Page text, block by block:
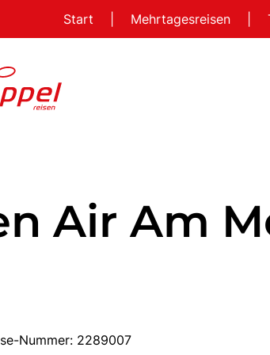
Start Mehrtagesreisen
Air Am
Nummer: 2289007